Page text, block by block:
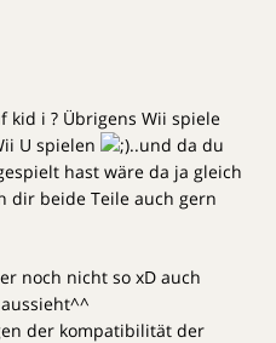
kid i ? Übrigens Wii spiele
U spielen
..und da du
hast wäre da ja gleich
dir beide Teile auch gern
noch nicht so xD auch
der kompatibilität der